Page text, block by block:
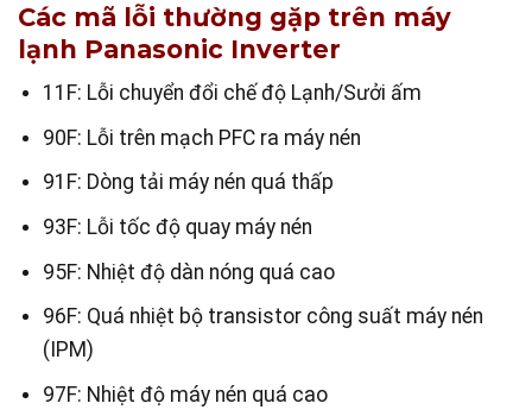
Các mã lỗi thường gặp trên máy
lạnh Panasonic Inverter
11F: Lỗi chuyển đổi chế độ Lạnh/Sưởi ấm
90F: Lỗi trên mạch PFC ra máy nén
91F: Dòng tải máy nén quá thấp
93F: Lỗi tốc độ quay máy nén
95F: Nhiệt độ dàn nóng quá cao
96F: Quá nhiệt bộ transistor công suất máy nén
(IPM)
97F: Nhiệt độ máy nén quá cao